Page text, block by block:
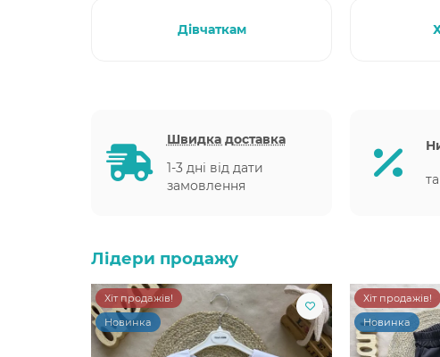
Дівчаткам
Швидка доставка
1-3 дні від дати
замовлення
Лідери продажу
Хіт продажів!
Новинка
Хіт продажів!
Новинка